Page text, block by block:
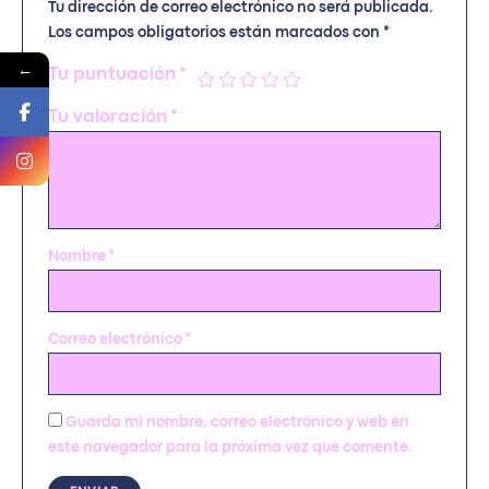
Tu dirección de correo electrónico no será publicada.
Los campos obligatorios están marcados con *
Tu puntuación *
Tu valoración *
Nombre *
Correo electrónico *
Guarda mi nombre, correo electrónico y web en
este navegador para la próxima vez que comente.
←